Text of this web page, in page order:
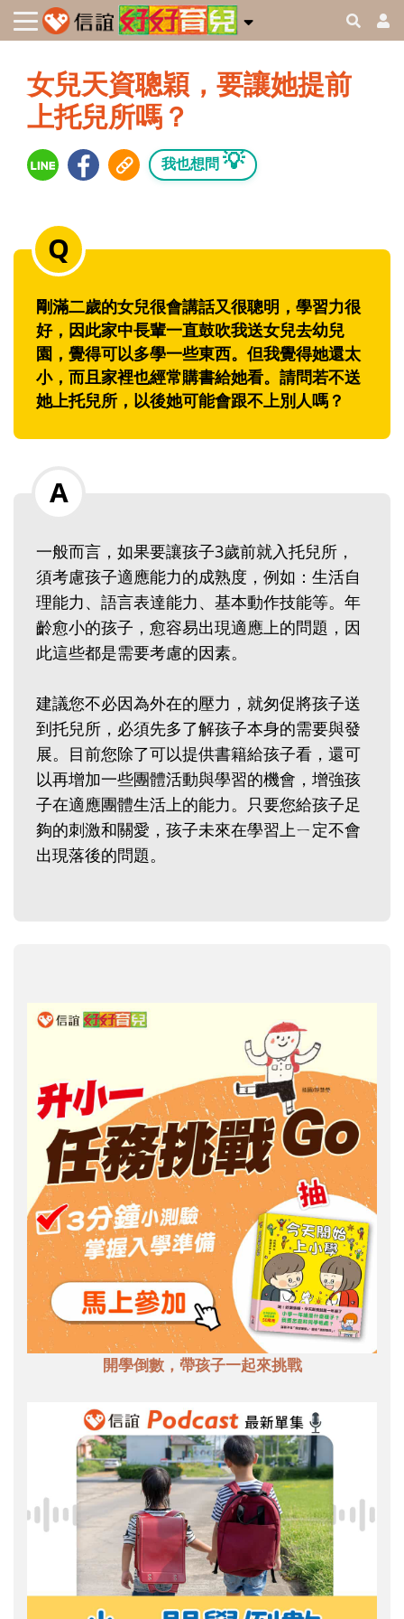
女兒天資聰穎，要讓她提前
上托兒所嗎？
我也想問 💡
剛滿二歲的女兒很會講話又很聰明，學習力很
好，因此家中長輩一直鼓吹我送女兒去幼兒
園，覺得可以多學一些東西。但我覺得她還太
小，而且家裡也經常購書給她看。請問若不送
她上托兒所，以後她可能會跟不上別人嗎？
一般而言，如果要讓孩子3歲前就入托兒所，
須考慮孩子適應能力的成熟度，例如：生活自
理能力、語言表達能力、基本動作技能等。年
齡愈小的孩子，愈容易出現適應上的問題，因
此這些都是需要考慮的因素。
建議您不必因為外在的壓力，就匆促將孩子送
到托兒所，必須先多了解孩子本身的需要與發
展。目前您除了可以提供書籍給孩子看，還可
以再增加一些團體活動與學習的機會，增強孩
子在適應團體生活上的能力。只要您給孩子足
夠的刺激和關愛，孩子未來在學習上ㄧ定不會
出現落後的問題。
開學倒數，帶孩子一起來挑戰